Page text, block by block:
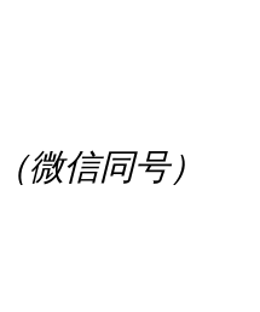
（微信同号）